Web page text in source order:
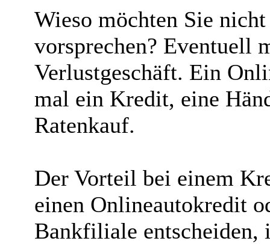
Wieso möchten Sie
vorsprechen? Eventuell
Verlustgeschäft. Ein
mal ein Kredit, eine
Ratenkauf.
Der Vorteil bei einem
einen Onlineautokredit
Bankfiliale entscheiden,